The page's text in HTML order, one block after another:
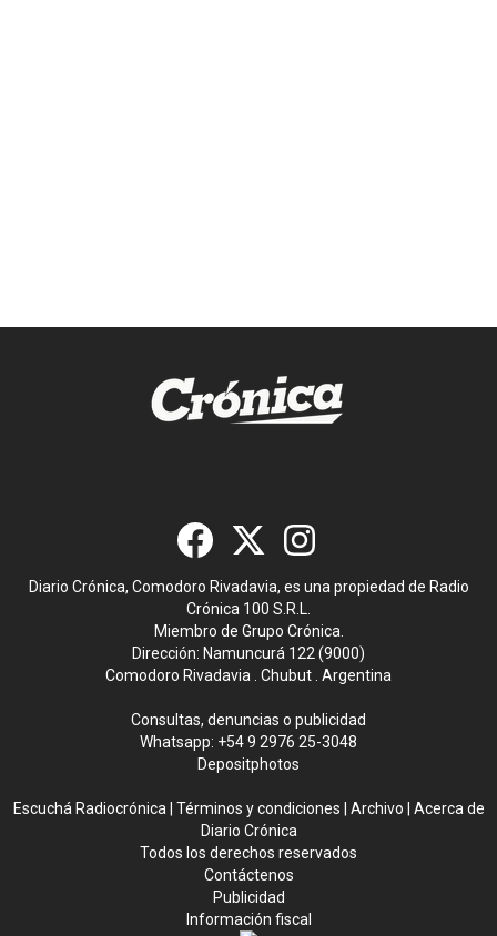
Diario Crónica, Comodoro Rivadavia, es una propiedad de Radio
Crónica 100 S.R.L.
Miembro de Grupo Crónica.
Dirección: Namuncurá 122 (9000)
Comodoro Rivadavia . Chubut . Argentina
Consultas, denuncias o publicidad
Whatsapp: +54 9 2976 25-3048
Depositphotos
Escuchá Radiocrónica Términos y condiciones Archivo
Acerca de
Diario Crónica
Todos los derechos reservados
Contáctenos
Publicidad
Información fiscal